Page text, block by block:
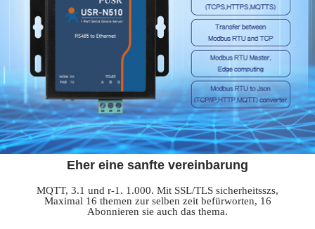
Eher eine sanfte vereinbarung
MQTT, 3.1 und r-1. 1.000. Mit SSL/TLS sicherheitsszs,
Maximal 16 themen zur selben zeit befürworten, 16
Abonnieren sie auch das thema.